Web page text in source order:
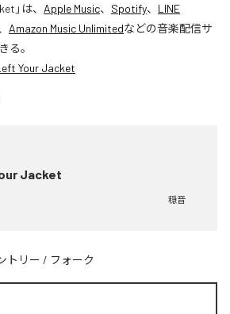
」は、 Apple Music、 Spotify、 LINE
Amazon Music Unlimitedなどの音楽配信サ
る。
Your Jacket
Jacket
穏音
トリー / フォーク